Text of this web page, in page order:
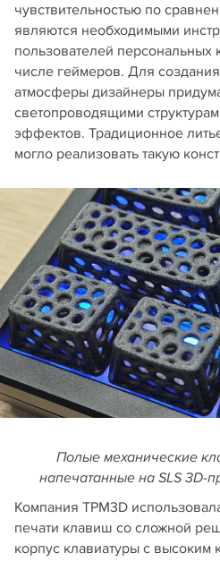
чувствительностью по
являются необходимыми
пользователей персональных
числе геймеров. Для
атмосферы дизайнеры
светопроводящими
эффектов. Традиционное
могло реализовать такую
Полые механические
напечатанные на SLS 3D-
Компания TPM3D
печати клавиш со сложной
корпус клавиатуры с высоким